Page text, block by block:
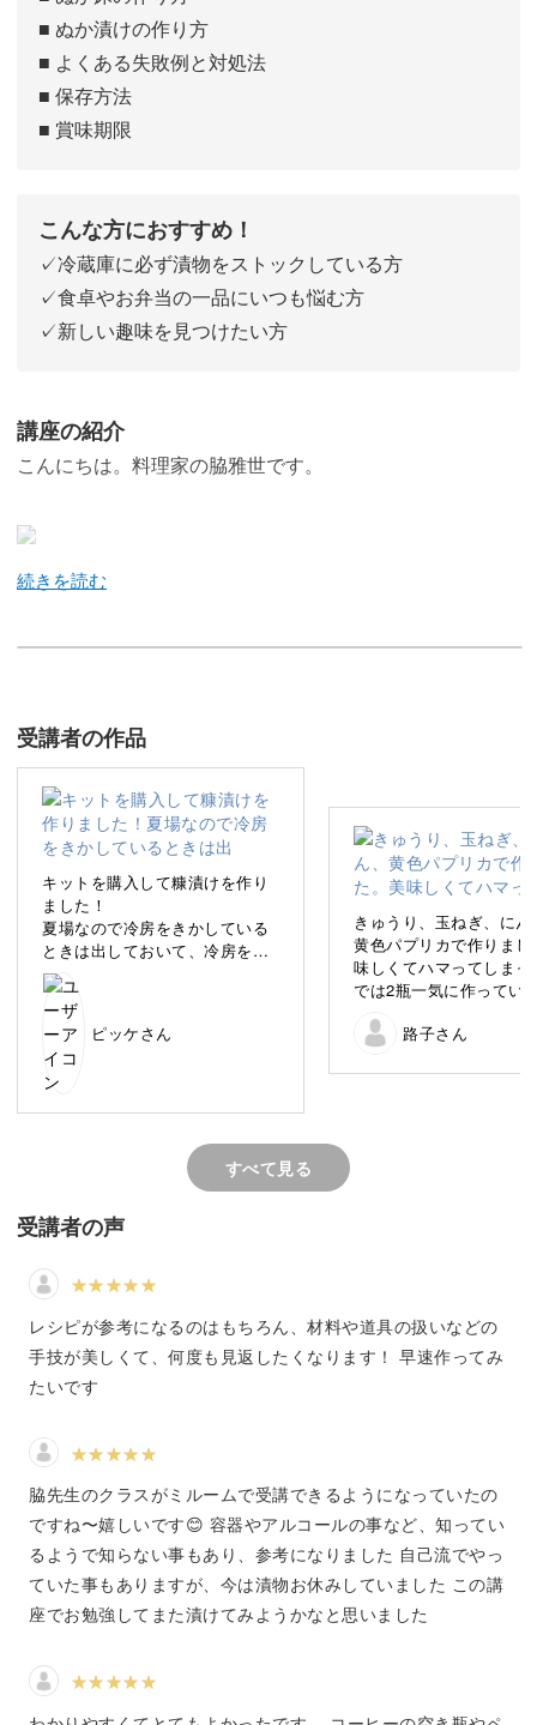
■ ぬか漬けの作り方
■ よくある失敗例と対処法
■ 保存方法
■ 賞味期限
こんな方におすすめ！
✓冷蔵庫に必ず漬物をストックしている方
✓食卓やお弁当の一品にいつも悩む方
✓新しい趣味を見つけたい方
講座の紹介
こんにちは。料理家の脇雅世です。
私はこれまで料理家として、フレンチから毎日のおかず・
お料理を学びたい生徒さんは途絶えることがなく、神楽坂
にあるお料理教室は35年以上続いています。
その他、TV番組や著書などでも、たくさんのレシピをご
さて、今回の講座のテーマは「お漬物」！
「手間がかかる」「難しそう」
入れていただけるようになると思います。
毎日の食卓やお弁当の一品追加に、漬物習慣をはじめてみ
ませんか？
自宅で作るから安心の無添加
今回は、8種類の漬物を学んでいただきます。
「漬物といえばこれ」という定番のものから、「自宅で作
れるんだ！」という意外なものまで、毎日食べやすいもの
を選びました。
受講者の作品
キットを購入して糠漬けを作り
ました！
夏場なので冷房をきかしている
ときは出しておいて、冷房を消
しているときは冷蔵庫にいれて
丸２日漬けました。
待ちに待って美味しさひとしお
でした♪
気持ち少し酸っぱかったので、2
日は漬けすぎたかもしれず、1日
でもよかったかもしれません。
足し糠もやっていきたいです。
ってとてもよかったです。
ありがとうございました😊
ピッケさん
きゅうり、玉ねぎ、にん
黄色パプリカで作りまし
味しくてハマってしまっ
では2瓶一気に作ってい
路子さん
すべて見る
受講者の声
レシピが参考になるのはもちろん、材料や道具の扱いなどの
手技が美しくて、何度も見返したくなります！ 早速作ってみ
たいです
脇先生のクラスがミルームで受講できるようになっていたの
ですね〜嬉しいです😊 容器やアルコールの事など、知ってい
るようで知らない事もあり、参考になりました 自己流でやっ
ていた事もありますが、今は漬物お休みしていました この講
座でお勉強してまた漬けてみようかなと思いました